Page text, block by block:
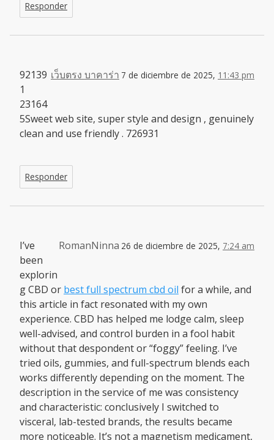
Responder
เว็บตรง บาคาร่า 7 de diciembre de 2025, 11:43 pm
92139
1
23164
5Sweet web site, super style and design , genuinely
clean and use friendly . 726931
Responder
RomanNinna 26 de diciembre de 2025, 7:24 am
I’ve
been
explorin
g CBD or best full spectrum cbd oil for a while, and
this article in fact resonated with my own
experience. CBD has helped me lodge calm, sleep
well-advised, and control burden in a fool habit
without that despondent or “foggy” feeling. I’ve
tried oils, gummies, and full-spectrum blends each
works differently depending on the moment. The
description in the service of me was consistency
and characteristic: conclusively I switched to
visceral, lab-tested brands, the results became
more noticeable. It’s not a magnetism medicament,